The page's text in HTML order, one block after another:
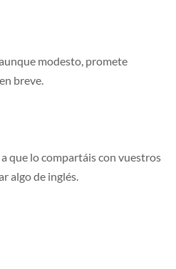
modesto, promete
breve.
que lo compartáis con vuestros
algo de inglés.